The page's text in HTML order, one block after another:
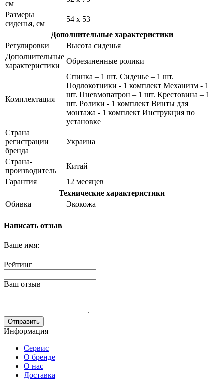
см
Размеры
сиденья, см
54 x 53
Дополнительные характеристики
Регулировки
Высота сиденья
Дополнительные
характеристики
Обрезиненные ролики
Комплектация
Спинка – 1 шт. Сиденье – 1 шт.
Подлокотники - 1 комплект Механизм - 1
шт. Пневмопатрон – 1 шт. Крестовина – 1
шт. Ролики - 1 комплект Винты для
монтажа - 1 комплект Инструкция по
установке
Страна
регистрации
бренда
Украина
Страна-
производитель
Китай
Гарантия
12 месяцев
Технические характеристики
Обивка
Экокожа
Написать отзыв
Ваше имя:
Рейтинг
Ваш отзыв
Отправить
Информация
Сервис
О бренде
О нас
Доставка